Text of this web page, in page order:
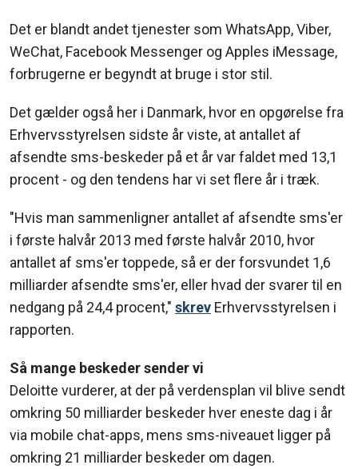
Det er blandt andet tjenester som WhatsApp, Viber,
WeChat, Facebook Messenger og Apples iMessage,
forbrugerne er begyndt at bruge i stor stil.
Det gælder også her i Danmark, hvor en opgørelse fra
Erhvervsstyrelsen sidste år viste, at antallet af
afsendte sms-beskeder på et år var faldet med 13,1
procent - og den tendens har vi set flere år i træk.
"Hvis man sammenligner antallet af afsendte sms'er
i første halvår 2013 med første halvår 2010, hvor
antallet af sms'er toppede, så er der forsvundet 1,6
milliarder afsendte sms'er, eller hvad der svarer til en
nedgang på 24,4 procent," skrev Erhvervsstyrelsen i
rapporten.
Så mange beskeder sender vi
Deloitte vurderer, at der på verdensplan vil blive sendt
omkring 50 milliarder beskeder hver eneste dag i år
via mobile chat-apps, mens sms-niveauet ligger på
omkring 21 milliarder beskeder om dagen.